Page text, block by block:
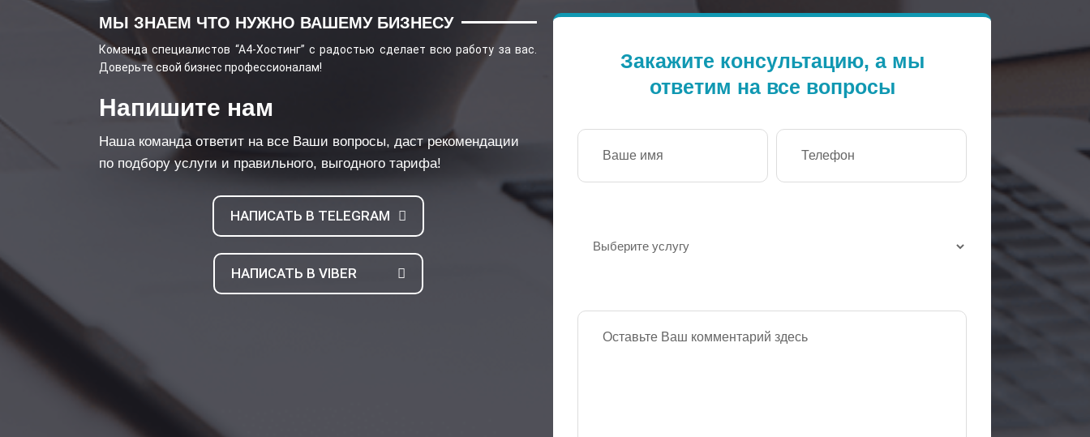
МЫ ЗНАЕМ ЧТО НУЖНО ВАШЕМУ БИЗНЕСУ
Команда специалистов “А4-Хостинг” с радостью сделает всю работу за вас.
Доверьте свой бизнес профессионалам!
Напишите нам
Наша команда ответит на все Ваши вопросы, даст рекомендации
по подбору услуги и правильного, выгодного тарифа!
НАПИСАТЬ В TELEGRAM
НАПИСАТЬ В VIBER
Закажите консультацию, а мы
ответим на все вопросы